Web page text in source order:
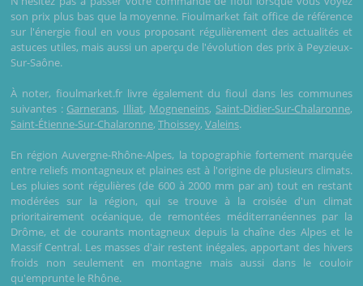
son prix plus bas que la moyenne. Fioulmarket fait office de référence
sur l'énergie fioul en vous proposant régulièrement des actualités et
astuces utiles, mais aussi un aperçu de l'évolution des prix à Peyzieux-
Sur-Saône.
À noter, fioulmarket.fr livre également du fioul dans les communes
suivantes : Garnerans, Illiat, Mogneneins, Saint-Didier-Sur-Chalaronne,
Saint-Étienne-Sur-Chalaronne, Thoissey, Valeins.
En région Auvergne-Rhône-Alpes, la topographie fortement marquée
entre reliefs montagneux et plaines est à l'origine de plusieurs climats.
Les pluies sont régulières (de 600 à 2000 mm par an) tout en restant
modérées sur la région, qui se trouve à la croisée d'un climat
prioritairement océanique, de remontées méditerranéennes par la
Drôme, et de courants montagneux depuis la chaîne des Alpes et le
Massif Central. Les masses d'air restent inégales, apportant des hivers
froids non seulement en montagne mais aussi dans le couloir
qu'emprunte le Rhône.